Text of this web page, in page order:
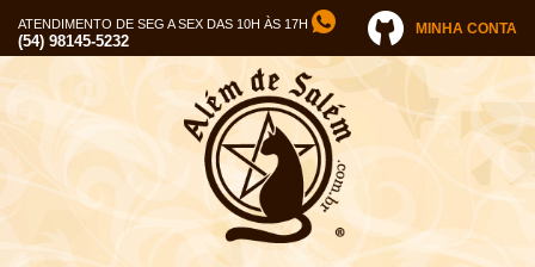
ATENDIMENTO DE SEG A SEX DAS 10H ÀS 17H
(54) 98145-5232
MINHA CONTA